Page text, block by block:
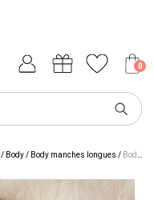
0
/ Body/ Body manches longues / Body manches longues blanc Sophie la Girafe (3 mois)